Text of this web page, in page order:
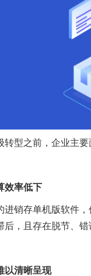
转型之前，企业主要
效率低下
进销存单机版软件
后，且存在脱节、错
以清晰呈现